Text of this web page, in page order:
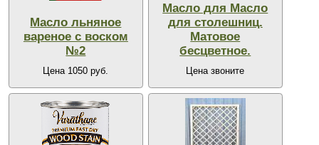
Масло льняное
вареное с воском
№2
Цена 1050 руб.
Масло для Масло
для столешниц.
Матовое
бесцветное.
Цена звоните